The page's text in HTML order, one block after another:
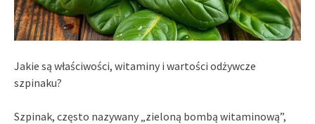
Jakie są właściwości, witaminy i wartości odżywcze
szpinaku?
Szpinak, często nazywany „zieloną bombą witaminową”,